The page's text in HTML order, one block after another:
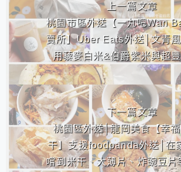
上一篇文章
桃園市區外送【一丸吧Wan
賣所】Uber Eats外送│文青
用藜麥白米&伯爵紫米與超
下一篇文章
桃園區外送│龍岡美食【幸
干】支援foodpanda外送│在
嚐到米干、大薄片、炸豌豆片